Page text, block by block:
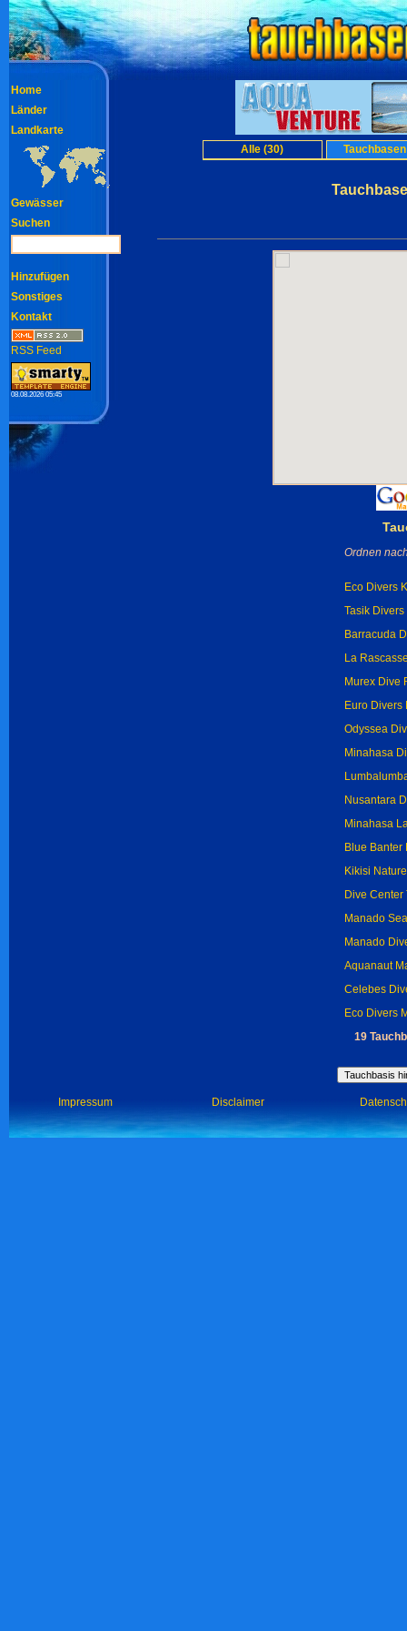
Alle (30)
Ordnen
Eco Divers
Tasik
Barracuda
La
Murex Dive
Euro Divers
Odyssea
Minahasa
Nusantara
Minahasa
Blue Banter
Kikisi
Dive
Manado
Manado
Aquanaut
Celebes
Eco Divers
19
Home
Länder
Landkarte
Gewässer
Suchen
Hinzufügen
Sonstiges
Kontakt
RSS Feed
08.08.2026 05:45
Impressum Disclaimer